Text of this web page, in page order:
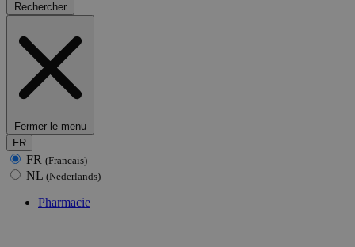
Rechercher
Fermer le menu
FR
FR (Francais)
NL (Nederlands)
Pharmacie